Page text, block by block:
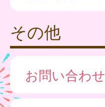
その他
お問い合わせ